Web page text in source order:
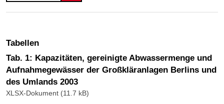
Tabellen
Tab. 1: Kapazitäten, gereinigte Abwassermenge und
Aufnahmegewässer der Großkläranlagen Berlins und
des Umlands 2003
XLSX-Dokument (11.7 kB)